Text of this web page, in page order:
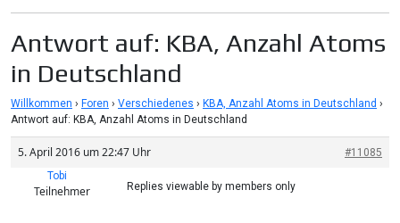
Antwort auf: KBA, Anzahl Atoms
in Deutschland
Willkommen › Foren › Verschiedenes › KBA, Anzahl Atoms in Deutschland ›
Antwort auf: KBA, Anzahl Atoms in Deutschland
5. April 2016 um 22:47 Uhr
#11085
Tobi
Teilnehmer Replies viewable by members only